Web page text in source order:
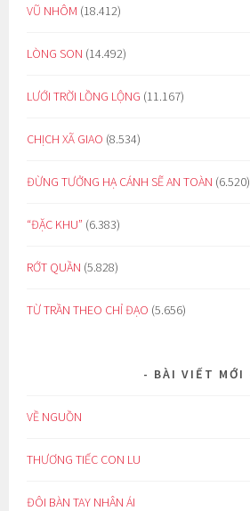
VŨ NHÔM (18.412)
LÒNG SON (14.492)
LƯỚI TRỜI LỒNG LỘNG (11.167)
CHỊCH XÃ GIAO (8.534)
ĐỪNG TƯỞNG HẠ CÁNH SẼ AN TOÀN (6.520)
“ĐẶC KHU” (6.383)
RỚT QUẦN (5.828)
TỪ TRẦN THEO CHỈ ĐẠO (5.656)
BÀI VIẾT MỚI
VỀ NGUỒN
THƯƠNG TIẾC CON LU
ĐÔI BÀN TAY NHÂN ÁI